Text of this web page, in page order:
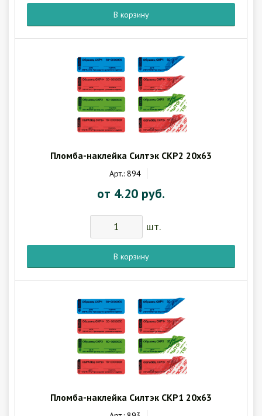
В корзину
Пломба-наклейка Силтэк СКР2 20х63
Арт.: 894
от 4.20 руб.
шт.
В корзину
Пломба-наклейка Силтэк СКР1 20х63